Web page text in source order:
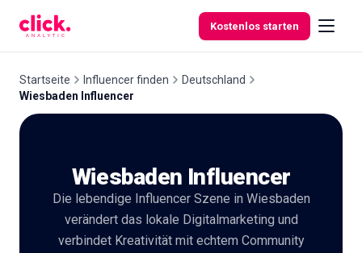
Kostenlos starten
Kostenlose
Tools
Startseite Influencer finden
Deutschland
Wiesbaden Influencer
Wiesbaden Influencer
Die lebendige Influencer Szene in Wiesbaden
verändert das lokale Digitalmarketing und
verbindet Kreativität mit echtem Community